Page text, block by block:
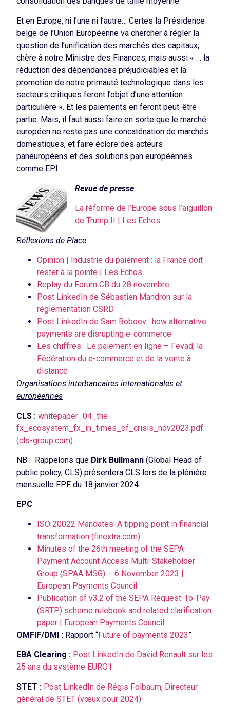
Et en Europe, ni l’une ni l’autre… Certes la Présidence
belge de l’Union Européenne va chercher à régler la
question de l’unification des marchés des capitaux,
chère à notre Ministre des Finances, mais aussi « … la
réduction des dépendances préjudiciables et la
promotion de notre primauté technologique dans les
secteurs critiques feront l’objet d’une attention
particulière ». Et les paiements en feront peut-être
partie. Mais, il faut aussi faire en sorte que le marché
européen ne reste pas une concaténation de marchés
domestiques, et faire éclore des acteurs
paneuropéens et des solutions pan européennes
comme EPI.
Revue de presse
La réforme de l’Europe sous l’aiguillon
de Trump II | Les Echos
Réflexions de Place
Opinion | Industrie du paiement : la France doit
rester à la pointe | Les Echos
Replay du Forum CB du 28 novembre
Post LinkedIn de Sébastien Mandron sur la
réglementation CSRD
Post LinkedIn de Sam Boboev : how alternative
payments are disrupting e-commerce
Les chiffres : Le paiement en ligne – Fevad, la
Fédération du e-commerce et de la vente à
distance
Organisations interbancaires internationales et
européennes
CLS :whitepaper_04_the-
fx_ecosystem_fx_in_times_of_crisis_nov2023.pdf
(cls-group.com)
NB : Rappelons que Dirk Bullmann (Global Head of
public policy, CLS) présentera CLS lors de la plénière
mensuelle FPF du 18 janvier 2024.
EPC
ISO 20022 Mandates: A tipping point in financial
transformation (finextra.com)
Minutes of the 26th meeting of the SEPA
Payment Account Access Multi-Stakeholder
Group (SPAA MSG) – 6 November 2023 |
European Payments Council
Publication of v3.2 of the SEPA Request-To-Pay
(SRTP) scheme rulebook and related clarification
paper | European Payments Council
OMFIF/DMI : Rapport “Future of payments 2023”
EBA Clearing : Post LinkedIn de David Renault sur les
25 ans du système EURO1
STET : Post LinkedIn de Régis Folbaum, Directeur
général de STET (vœux pour 2024)